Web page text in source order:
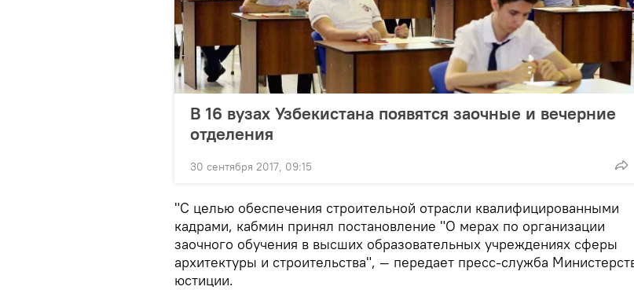
В 16 вузах Узбекистана появятся заочные и вечерние
отделения
30 сентября 2017, 09:15
"С целью обеспечения строительной отрасли квалифицированными
кадрами, кабмин принял постановление "О мерах по организации
заочного обучения в высших образовательных учреждениях сферы
архитектуры и строительства", — передает пресс-служба
юстиции.